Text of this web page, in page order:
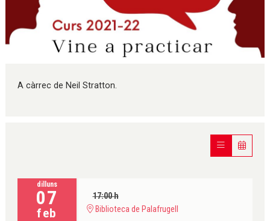
A càrrec de Neil Stratton.
dilluns
07
feb
17:00 h
Biblioteca de Palafrugell